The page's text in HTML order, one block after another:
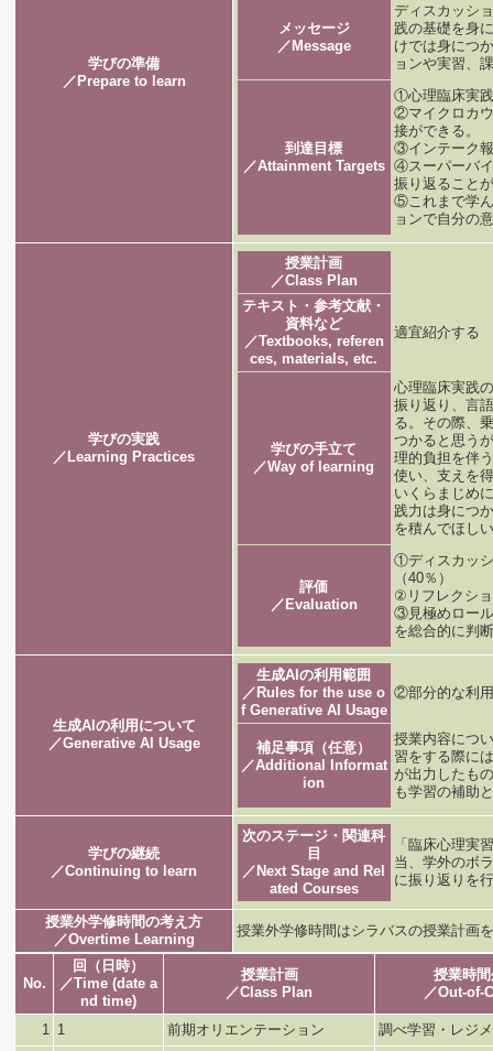
学びの準備
／Prepare to learn
メッセージ
／Message
ディスカッシ
践の基礎を身
けでは身につ
ョンや実習、
到達目標
／Attainment Targets
①心理臨床実
②マイクロカ
接ができる。
③インテーク
④スーパーバ
振り返ること
⑤これまで学
ョンで自分の
学びの実践
／Learning Practices
授業計画
／Class Plan
テキスト・参考文献・
資料など
／Textbooks, referen
ces, materials, etc.
適宜紹介する
学びの手立て
／Way of learning
心理臨床実践
振り返り、言
る。その際、
つかると思う
理的負担を伴
使い、支えを
いくらまじめ
践力は身につ
を積んでほし
評価
／Evaluation
①ディスカッ
（40％）
②リフレクシ
③見極めロー
を総合的に判
生成AIの利用について
／Generative AI Usage
生成AIの利用範囲
／Rules for the use o
f Generative AI Usage
②部分的な利
補足事項（任意）
／Additional Informat
ion
授業内容につ
習をする際に
が出力したも
も学習の補助
学びの継続
／Continuing to learn
次のステージ・関連科
目
／Next Stage and Rel
ated Courses
「臨床心理実
当、学外のボ
に振り返りを
授業外学修時間の考え方
／Overtime Learning
授業外学修時間はシラバスの授業計画
No.
回（日時）
／Time (date a
nd time)
授業計画
／Class Plan
授業時
／Out-of-
1 1 前期オリエンテーション 調べ学習・レジ